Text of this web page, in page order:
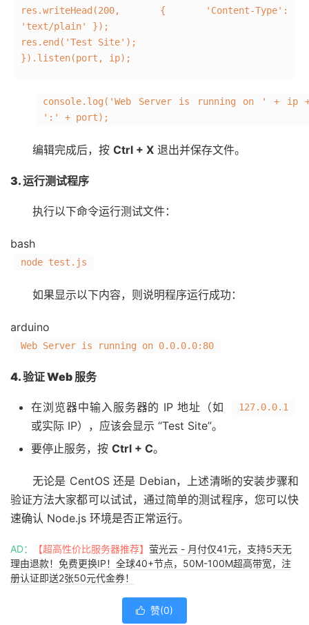
res.writeHead (200, { 'Content-Type' :
'text/plain'
});
res. end ( 'Test Site' );
}). listen(port, ip);
console. log ( 'Web Server is running on '
+ ip
':'
+ port);
编辑完成后，按 Ctrl + X 退出并保存文件。
3. 运行测试程序
执行以下命令运行测试文件：
bash
node test.js
如果显示以下内容，则说明程序运行成功：
arduino
Web Server is running on 0.0.0.0: 80
4. 验证 Web 服务
在浏览器中输入服务器的 IP 地址（如 127.0.0.1
或实际 IP），应该会显示 “Test Site”。
要停止服务，按 Ctrl + C。
无论是 CentOS 还是 Debian，上述清晰的安装步骤和
验证方法大家都可以试试，通过简单的测试程序，您可以快
速确认 Node.js 环境是否正常运行。
AD： 【超高性价比服务器推荐】 萤光云 - 月付仅41元，支持5天无
理由退款！免费更换IP！全球40+节点，50M-100M超高带宽，注
册认证即送2张50元代金券！
 赞(0)